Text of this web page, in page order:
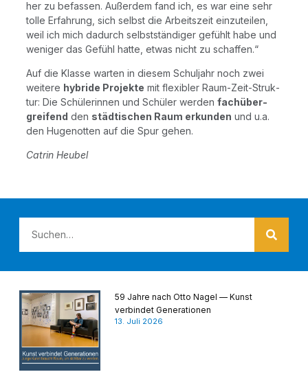
her zu befas­sen. Außer­dem fand ich, es war eine sehr
tol­le Erfah­rung, sich selbst die Arbeits­zeit ein­zu­tei­len,
weil ich mich dadurch selbst­stän­di­ger gefühlt habe und
weni­ger das Gefühl hat­te, etwas nicht zu schaffen.“
Auf die Klas­se war­ten in die­sem Schul­jahr noch zwei
wei­te­re hybri­de Pro­jek­te mit fle­xi­bler Raum-Zeit-Struk­
tur: Die Schü­le­rin­nen und Schü­ler wer­den fachüber­
grei­fend den städ­ti­schen Raum erkun­den und u.a.
den Huge­not­ten auf die Spur gehen.
Catrin Heu­bel
59 Jahre nach Otto Nagel — Kunst
verbindet Generationen
13. Juli 2026